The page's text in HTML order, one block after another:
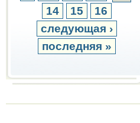
14
15
16
следующая ›
последняя »